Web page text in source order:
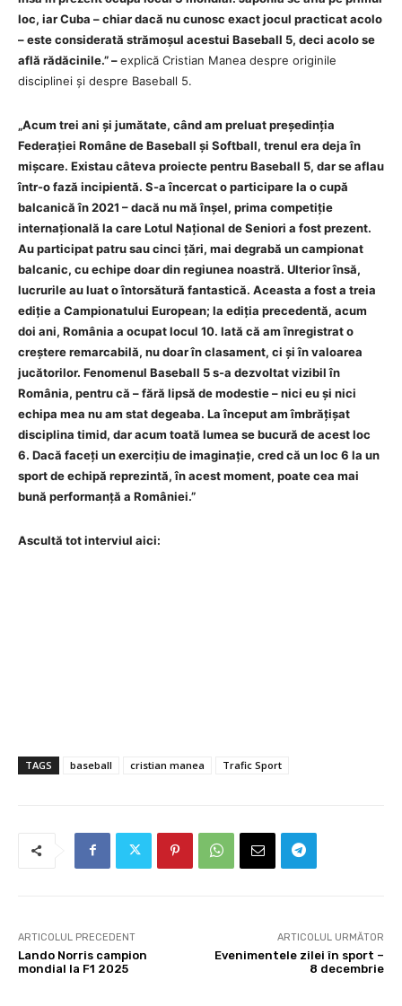
loc, iar Cuba – chiar dacă nu cunosc exact jocul practicat acolo
– este considerată strămoșul acestui Baseball 5, deci acolo se
află rădăcinile.” –explică Cristian Manea despre originile
disciplinei și despre Baseball 5.
„Acum trei ani și jumătate, când am preluat președinția
Federației Române de Baseball și Softball, trenul era deja în
mișcare. Existau câteva proiecte pentru Baseball 5, dar se aflau
într-o fază incipientă. S-a încercat o participare la o cupă
balcanică în 2021 – dacă nu mă înșel, prima competiție
internațională la care Lotul Național de Seniori a fost prezent.
Au participat patru sau cinci țări, mai degrabă un campionat
balcanic, cu echipe doar din regiunea noastră. Ulterior însă,
lucrurile au luat o întorsătură fantastică. Aceasta a fost a treia
ediție a Campionatului European; la ediția precedentă, acum
doi ani, România a ocupat locul 10. Iată că am înregistrat o
creștere remarcabilă, nu doar în clasament, ci și în valoarea
jucătorilor. Fenomenul Baseball 5 s-a dezvoltat vizibil în
România, pentru că – fără lipsă de modestie – nici eu și nici
echipa mea nu am stat degeaba. La început am îmbrățișat
disciplina timid, dar acum toată lumea se bucură de acest loc
6. Dacă faceți un exercițiu de imaginație, cred că un loc 6 la un
sport de echipă reprezintă, în acest moment, poate cea mai
bună performanță a României.”
Ascultă tot interviul aici:
TAGS baseball cristian manea Trafic Sport
ARTICOLUL PRECEDENT
Lando Norris campion
mondial la F1 2025
ARTICOLUL URMĂTOR
Evenimentele zilei în sport –
8 decembrie